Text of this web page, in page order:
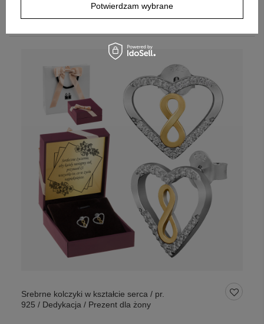
87,00 zł
Srebrne kolczyki w kształcie serca / pr.
925 / Dedykacja / Prezent dla żony
Potwierdzam wybrane